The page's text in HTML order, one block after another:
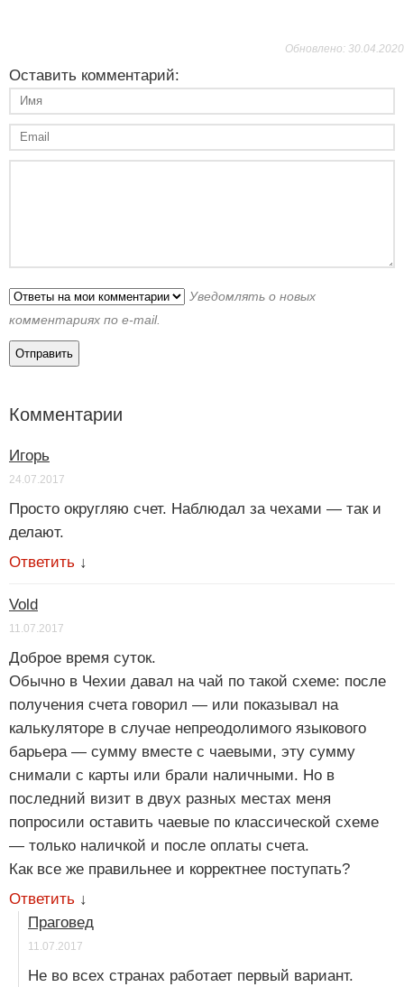
Обновлено: 30.04.2020
Оставить комментарий:
Уведомлять о новых
комментариях по e-mail.
Комментарии
Игорь
24.07.2017
Просто округляю счет. Наблюдал за чехами — так и
делают.
Ответить ↓
Vold
11.07.2017
Доброе время суток.
Обычно в Чехии давал на чай по такой схеме: после
получения счета говорил — или показывал на
калькуляторе в случае непреодолимого языкового
барьера — сумму вместе с чаевыми, эту сумму
снимали с карты или брали наличными. Но в
последний визит в двух разных местах меня
попросили оставить чаевые по классической схеме
— только наличкой и после оплаты счета.
Как все же правильнее и корректнее поступать?
Ответить ↓
Праговед
11.07.2017
Не во всех странах работает первый вариант.